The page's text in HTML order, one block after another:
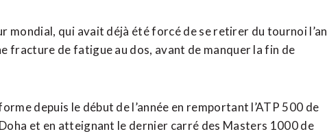
mondial, qui ⁠avait déjà été forcé de se retirer du tournoi l’an
fracture de fatigue au dos, avant de manquer la fin de
depuis le début de l’année en remportant l’ATP 500 de
et en atteignant le dernier carré des ⁠Masters 1000 de